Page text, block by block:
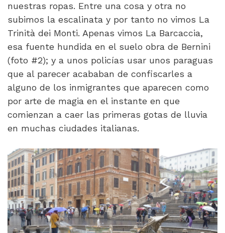
nuestras ropas. Entre una cosa y otra no
subimos la escalinata y por tanto no vimos La
Trinità dei Monti. Apenas vimos La Barcaccia,
esa fuente hundida en el suelo obra de Bernini
(foto #2); y a unos policías usar unos paraguas
que al parecer acababan de confiscarles a
alguno de los inmigrantes que aparecen como
por arte de magia en el instante en que
comienzan a caer las primeras gotas de lluvia
en muchas ciudades italianas.